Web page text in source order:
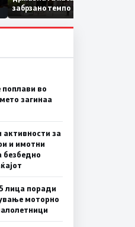
забрзано темпо
во
загинаа
за
и имотни
безбедно
лица поради
моторно